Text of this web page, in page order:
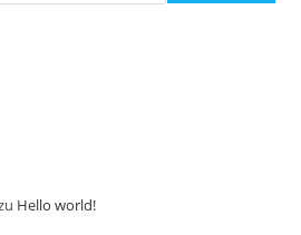
Hello world!